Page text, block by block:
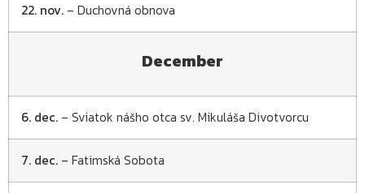
22. nov. – Duchovná obnova
December
6. dec. – Sviatok nášho otca sv. Mikuláša Divotvorcu
7. dec. – Fatimská Sobota